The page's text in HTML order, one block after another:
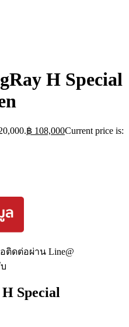
H Special
฿ 108,000Current price is:
ติดต่อผ่าน Line@
Special